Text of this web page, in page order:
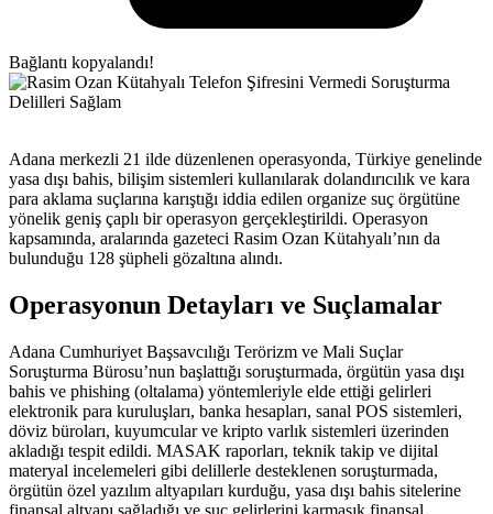
Bağlantı kopyalandı!
Adana merkezli 21 ilde düzenlenen operasyonda, Türkiye genelinde
yasa dışı bahis, bilişim sistemleri kullanılarak dolandırıcılık ve kara
para aklama suçlarına karıştığı iddia edilen organize suç örgütüne
yönelik geniş çaplı bir operasyon gerçekleştirildi. Operasyon
kapsamında, aralarında gazeteci Rasim Ozan Kütahyalı’nın da
bulunduğu 128 şüpheli gözaltına alındı.
Operasyonun Detayları ve Suçlamalar
Adana Cumhuriyet Başsavcılığı Terörizm ve Mali Suçlar
Soruşturma Bürosu’nun başlattığı soruşturmada, örgütün yasa dışı
bahis ve phishing (oltalama) yöntemleriyle elde ettiği gelirleri
elektronik para kuruluşları, banka hesapları, sanal POS sistemleri,
döviz büroları, kuyumcular ve kripto varlık sistemleri üzerinden
akladığı tespit edildi. MASAK raporları, teknik takip ve dijital
materyal incelemeleri gibi delillerle desteklenen soruşturmada,
örgütün özel yazılım altyapıları kurduğu, yasa dışı bahis sitelerine
finansal altyapı sağladığı ve suç gelirlerini karmaşık finansal